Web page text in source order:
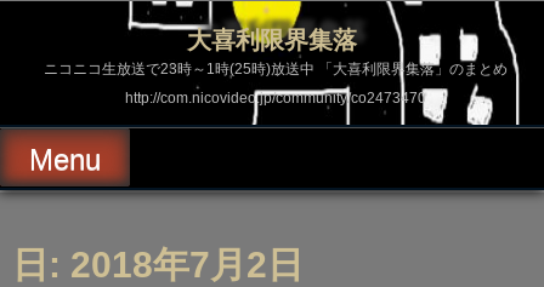
ス
ッ
プ
大喜利限界集落
ニコニコ生放送で23時～1時(25時)放送中 「大喜利限界集落」のまとめ
http://com.nicovideo.jp/community/co2473470
Menu
日: 2018年7月2日